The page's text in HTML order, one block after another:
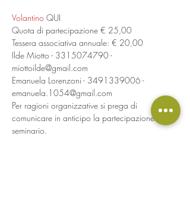
Volantino QUI
Quota di partecipazione € 25,00
Tessera associativa annuale: € 20,00
Ilde Miotto - 3315074790 -
miottoilde@gmail.com
Emanuela Lorenzoni - 3491339006 -
emanuela.1054@gmail.com
Per ragioni organizzative si prega di
comunicare in anticipo la partecipazione al
seminario.